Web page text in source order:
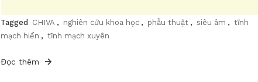
Tagged CHIVA , nghiên cứu khoa học , phẫu thuật , siêu âm , tĩnh
mạch hiển , tĩnh mạch xuyên
Đọc thêm